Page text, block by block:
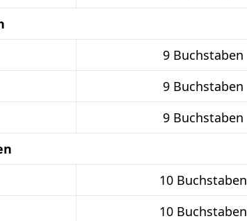
9 Buchstaben
9 Buchstaben
9 Buchstaben
10 Buchstaben
10 Buchstaben